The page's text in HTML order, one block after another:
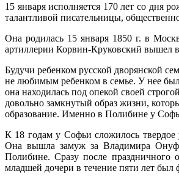
15 января исполняется 170 лет со дня
талантливой писательницы,
Она родилась 15 января 1850 г. в
артиллерии Корвин-Круковский вышел
Будучи ребенком русской дворянской
не любимым ребенком в семье. У нее
она находилась под опекой своей
довольно замкнутый образ жизни,
образование. Именно в Полибине у
К 18 годам у Софьи сложилось твердое
Она вышла замуж за Владимира
Полибине. Сразу после праздничного
младшей дочери в течение пяти лет